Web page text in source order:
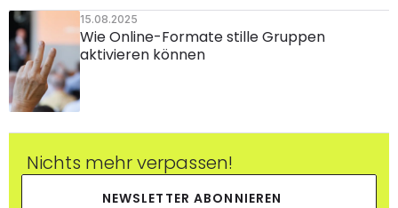
15.08.2025
Wie Online-Formate stille Gruppen
aktivieren können
Nichts mehr verpassen!
NEWSLETTER ABONNIEREN